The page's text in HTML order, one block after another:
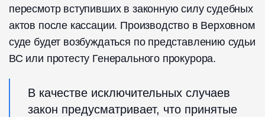
пересмотр вступивших в законную силу судебных
актов после кассации. Производство в Верховном
суде будет возбуждаться по представлению судьи
ВС или протесту Генерального прокурора.
В качестве исключительных случаев
закон предусматривает, что принятые